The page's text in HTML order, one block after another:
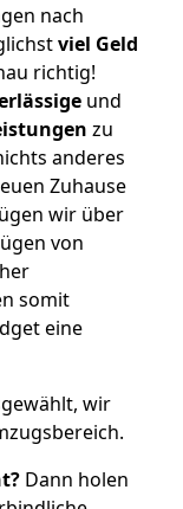
nach
viel Geld
richtig!
und
zu
anderes
Zuhause
wir über
von
somit
eine
wir
Dann holen